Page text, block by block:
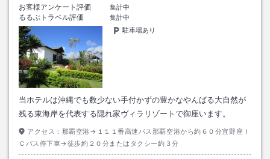
お客様アンケート評価
集計中
るるぶトラベル評価
集計中
駐車場あり
当ホテルは沖縄でも数少ない手付かずの豊かなやんばる大自然が
残る東海岸を代表する隠れ家ヴィラリゾートで御座います。
アクセス： 那覇空港→１１１番高速バス那覇空港から約６０分宜野座Ｉ
Ｃバス停下車→徒歩約２０分またはタクシー約３分